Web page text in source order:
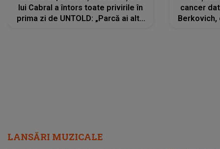
lui Cabral a întors toate privirile în
prima zi de UNTOLD: „Parcă ai altă
cancer
LANSĂRI MUZICALE